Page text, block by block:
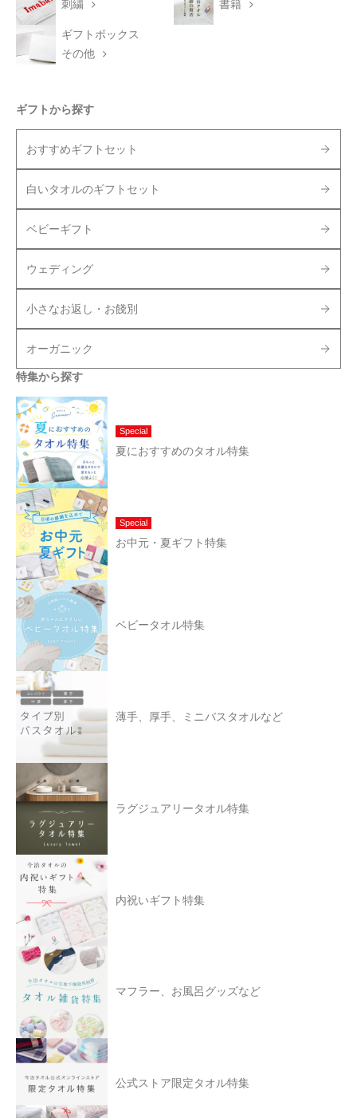
刺繍 書籍
ギフトボックス
その他
ギフトから探す
おすすめギフトセット
白いタオルのギフトセット
ベビーギフト
ウェディング
小さなお返し・お餞別
オーガニック
特集から探す
Special
夏におすすめのタオル特集
Special
お中元・夏ギフト特集
ベビータオル特集
薄手、厚手、ミニバスタオルなど
ラグジュアリータオル特集
内祝いギフト特集
マフラー、お風呂グッズなど
公式ストア限定タオル特集